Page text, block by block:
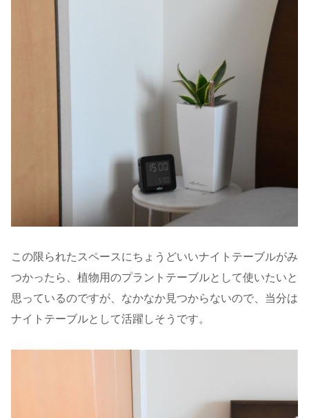
この限られたスペースにちょうどいいナイトテーブルがみ
つかったら、植物用のプラントテーブルとして使いたいと
思っているのですが、なかなか見つからないので、当分は
ナイトテーブルとして活躍しそうです。